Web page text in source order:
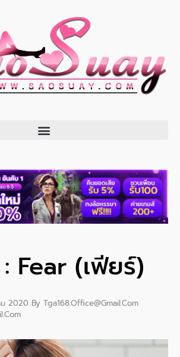
Fear (เฟียร์)
ม 2020 By Tga168.office@gmail.com